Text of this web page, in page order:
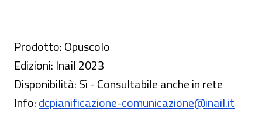
Prodotto: Opuscolo
Edizioni: Inail 2023
Disponibilità: Sì - Consultabile anche in rete
Info:dcpianificazione-comunicazione@inail.it